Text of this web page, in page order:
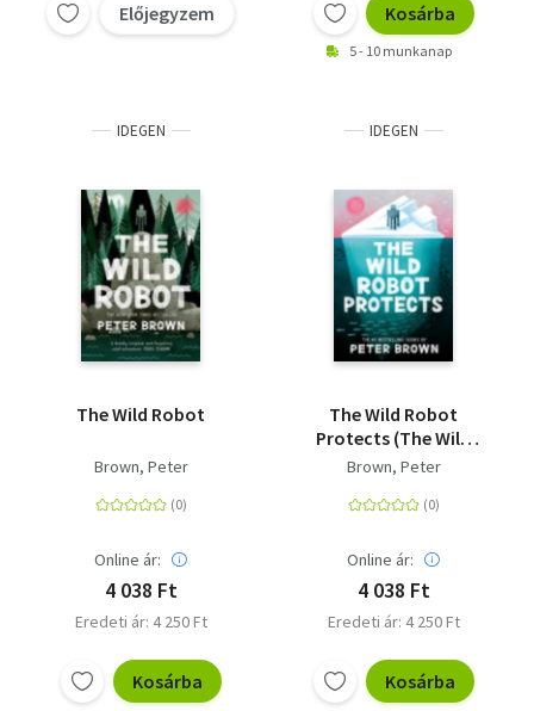
Előjegyzem Kosárba
5 - 10 munkanap
IDEGEN
The Wild Robot
Brown, Peter
Online ár:
4 038 Ft
Eredeti ár: 4 250 Ft
Kosárba
IDEGEN
The Wild Robot
Protects (The Wild
Robot 3)
Brown, Peter
Online ár:
4 038 Ft
Eredeti ár: 4 250 Ft
Kosárba